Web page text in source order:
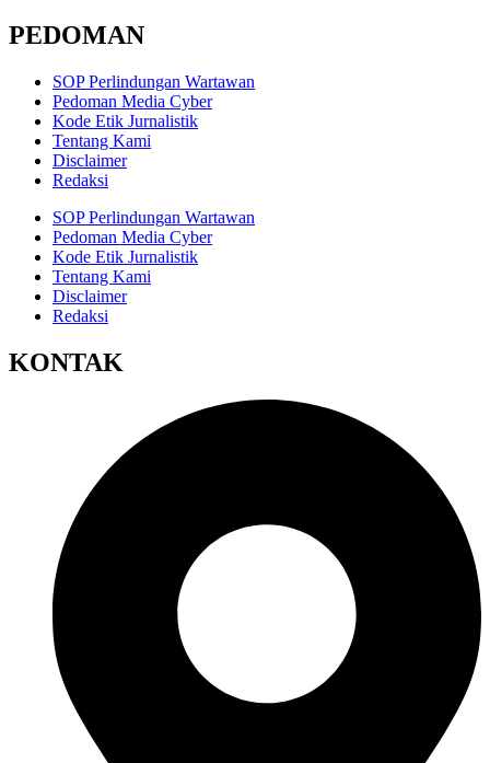
PEDOMAN
SOP Perlindungan Wartawan
Pedoman Media Cyber
Kode Etik Jurnalistik
Tentang Kami
Disclaimer
Redaksi
SOP Perlindungan Wartawan
Pedoman Media Cyber
Kode Etik Jurnalistik
Tentang Kami
Disclaimer
Redaksi
KONTAK